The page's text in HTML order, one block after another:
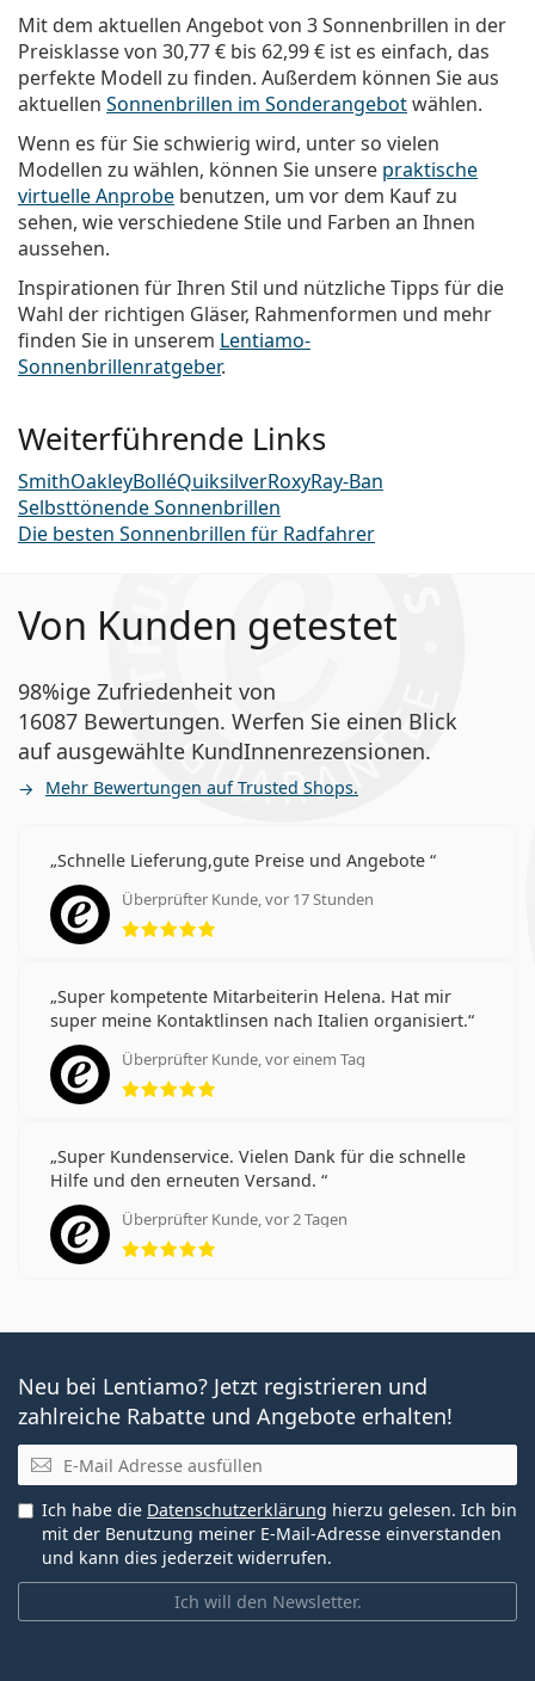
Mit dem aktuellen Angebot von 3 Sonnenbrillen in der
Preisklasse von 30,77 € bis 62,99 € ist es einfach, das
perfekte Modell zu finden. Außerdem können Sie aus
aktuellen Sonnenbrillen im Sonderangebotwählen.
Wenn es für Sie schwierig wird, unter so vielen
Modellen zu wählen, können Sie unsere praktische
virtuelle Anprobe benutzen, um vor dem Kauf zu
sehen, wie verschiedene Stile und Farben an Ihnen
aussehen.
Inspirationen für Ihren Stil und nützliche Tipps für die
Wahl der richtigen Gläser, Rahmenformen und mehr
finden Sie in unserem Lentiamo-
Sonnenbrillenratgeber.
Weiterführende Links
SmithOakleyBolléQuiksilverRoxyRay-Ban
Selbsttönende Sonnenbrillen
Die besten Sonnenbrillen für Radfahrer
Von Kunden getestet
98%ige Zufriedenheit von
16087 Bewertungen. Werfen Sie einen Blick
auf ausgewählte KundInnenrezensionen.
Mehr Bewertungen auf Trusted Shops.
Schnelle Lieferung,gute Preise und Angebote
Überprüfter Kunde, vor 17 Stunden
Bewertung 5 aus 5
Super kompetente Mitarbeiterin Helena. Hat mir
super meine Kontaktlinsen nach Italien organisiert.
Überprüfter Kunde, vor einem Tag
Bewertung 5 aus 5
Super Kundenservice. Vielen Dank für die schnelle
Hilfe und den erneuten Versand.
Überprüfter Kunde, vor 2 Tagen
Bewertung 5 aus 5
Neu bei Lentiamo? Jetzt registrieren und
zahlreiche Rabatte und Angebote erhalten!
E-Mail
Ich will den Newsletter.
Ich habe die Datenschutzerklärung hierzu gelesen. Ich bin
mit der Benutzung meiner E-Mail-Adresse einverstanden
und kann dies jederzeit widerrufen.